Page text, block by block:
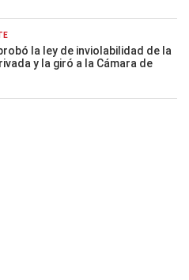
la ley de inviolabilidad de la
y la giró a la Cámara de